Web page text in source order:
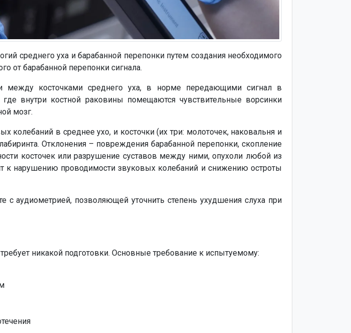
среднего уха и барабанной перепонки путем создания необходимого
от барабанной перепонки сигнала.
между косточками среднего уха, в норме передающими сигнал в
внутри костной раковины помещаются чувствительные ворсинки
мозг.
колебаний в среднее ухо, и косточки (их три: молоточек, наковальня и
Отклонения – повреждения барабанной перепонки, скопление
косточек или разрушение суставов между ними, опухоли любой из
к нарушению проводимости звуковых колебаний и снижению остроты
с аудиометрией, позволяющей уточнить степень ухудшения слуха при
никакой подготовки. Основные требование к испытуемому: